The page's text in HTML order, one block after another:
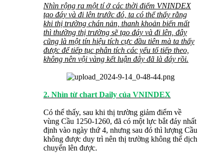
Nhìn rộng ra một tí ở các thời điểm VNINDEX
tạo đáy và đi lên trước đó, ta có thể thấy rằng
khi thị trường chán nản, thanh khoản biến mất
thì thường thị trường sẽ tạo đáy và đi lên, đây
cũng là một tín hiệu tích cực đầu tiên mà ta thấy
được để tiếp tục phân tích các yếu tố tiếp theo,
không nên vội vàng kết luận đây đã là đáy rồi.
2. Nhìn từ chart Daily của VNINDEX
Có thể thấy, sau khi thị trường giảm điểm về
vùng Cầu 1250-1260, đã có một lực bắt đáy nhất
định vào ngày thứ 4, nhưng sau đó thì lượng Cầu
không được duy trì nên thị trường không thể dịch
chuyển lên được.